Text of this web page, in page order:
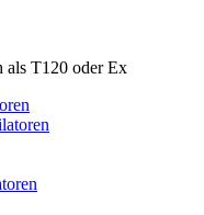
als T120 oder Ex